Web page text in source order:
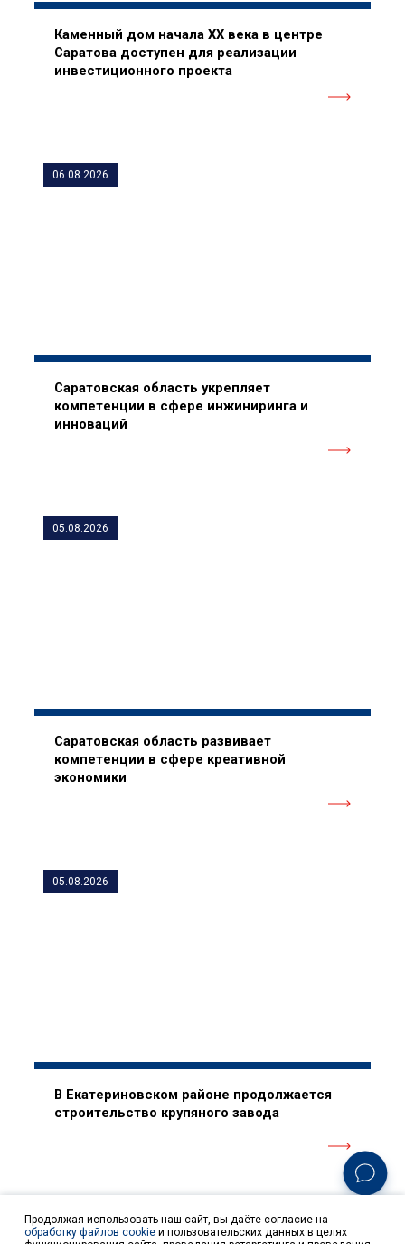
Каменный дом начала XX века в центре
Саратова доступен для реализации
инвестиционного проекта
06.08.2026
Саратовская область укрепляет
компетенции в сфере инжиниринга и
инноваций
05.08.2026
Саратовская область развивает
компетенции в сфере креативной
экономики
05.08.2026
В Екатериновском районе продолжается
строительство крупяного завода
ПОКАЗАТЬ ЕЩЕ
Продолжая использовать наш сайт, вы даёте согласие на
обработку файлов cookieи пользовательских данных в целях